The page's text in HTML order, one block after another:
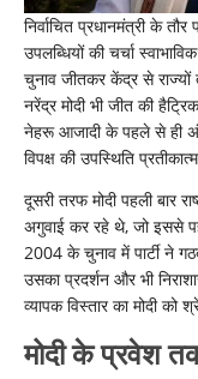
रहे
नया
इतिहास
निर्वाचित प्रधानमंत्री के
उपलब्धियों की चर्चा
चुनाव जीतकर केंद्र से
नरेंद्र मोदी भी जीत की
नेहरू आजादी के पहले से ही
विपक्ष की उपस्थिति
दूसरी तरफ मोदी पहली बार
अगुवाई कर रहे थे, जो इससे
2004 के चुनाव में पार्टी ने
उसका प्रदर्शन और भी
व्यापक विस्तार का मोदी को
मोदी के प्रवेश